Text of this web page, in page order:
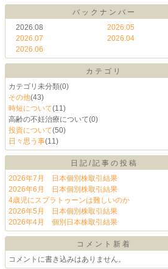
バックナンバー
2026.08
2026.07
2026.06
2026.05
2026.04
カテゴリ
カテゴリ未分類(0)
その他(43)
時短について(11)
高齢の不妊治療について(0)
投資について(50)
日々思う事(11)
日記/記事の投稿
2026年7月 日本個別株取引結果
2026年6月 日本個別株取引結果
4歳児にスプラトゥーンは難しいのか
2026年5月 日本個別株取引結果
2026年4月 個別日本株取引結果
コメント新着
コメントに書き込みはありません。